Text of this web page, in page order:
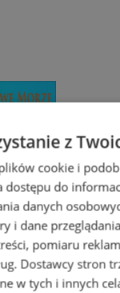
z
cookie i
dostępu do
danych
i dane
pomiaru
Dostawcy stron
w tych i innych